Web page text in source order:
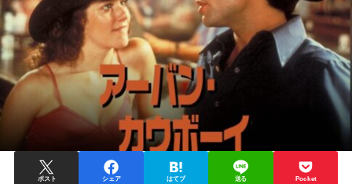
ポスト シェア はてブ 送る Pocket